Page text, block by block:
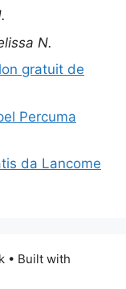
N.
gratuit de
Percuma
da Lancome
• Built with